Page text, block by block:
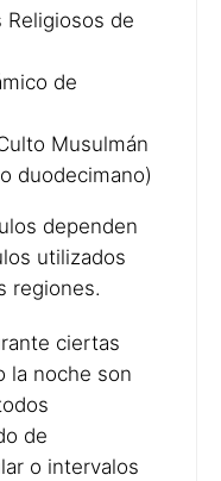
de
de
Musulmán
duodecimano)
dependen
utilizados
regiones.
ciertas
la noche son
de
o intervalos